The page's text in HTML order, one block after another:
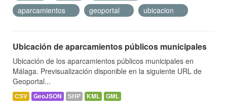
aparcamientos
geoportal ubicacion
Ubicación de aparcamientos públicos municipales
Ubicación de los aparcamientos públicos municipales en
Málaga. Previsualización disponible en la siguiente URL de
Geoportal...
CSV GeoJSON SHP KML GML